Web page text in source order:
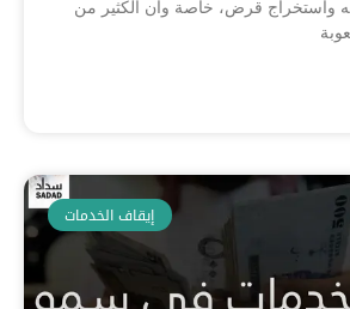
واستخراج قرض، خاصة وأن الكثير من
إيقاف الخدمات